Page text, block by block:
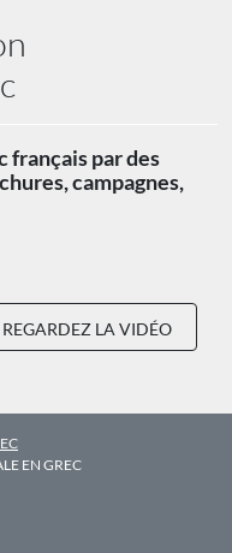
français par des
campagnes,
REGARDEZ LA VIDÉO
EN GREC